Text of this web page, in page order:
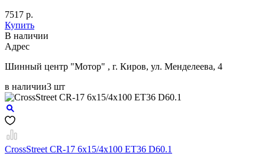
7517 р.
Купить
В наличии
Aдрес
Шинный центр "Мотор" , г. Киров, ул. Менделеева, 4
в наличии3 шт
CrossStreet CR-17 6x15/4x100 ET36 D60.1